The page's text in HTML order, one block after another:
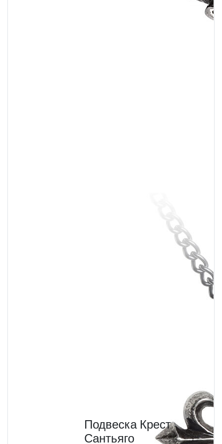
Подвеска Крест
Сантьяго